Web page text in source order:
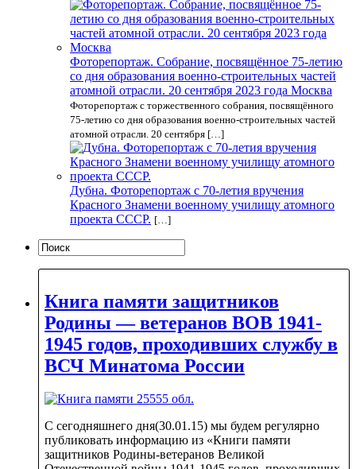
Фоторепортаж. Собрание, посвящённое 75-летию
со дня образования военно-строительных частей
атомной отрасли. 20 сентября 2023 года Москва
Фоторепортаж с торжественного собрания, посвящённого
75-летию со дня образования военно-строительных частей
атомной отрасли. 20 сентября […]
Дубна. Фоторепортаж с 70-летия вручения
Красного Знамени военному училищу атомного
проекта СССР. […]
Книга памяти защитников
Родины — ветеранов ВОВ 1941-
1945 годов, проходивших службу в
ВСЧ Минатома России
С сегодняшнего дня(30.01.15) мы будем регулярно
публиковать информацию из «Книги памяти
защитников Родины-ветеранов Великой